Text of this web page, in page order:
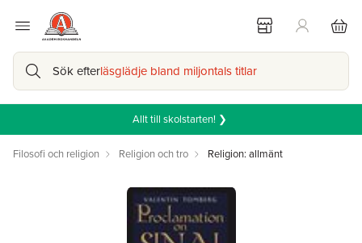
Sök efterläsglädje bland miljontals titlar
Allt till skolstarten! ❯
Filosofi och religion Religion och tro Religion: allmänt